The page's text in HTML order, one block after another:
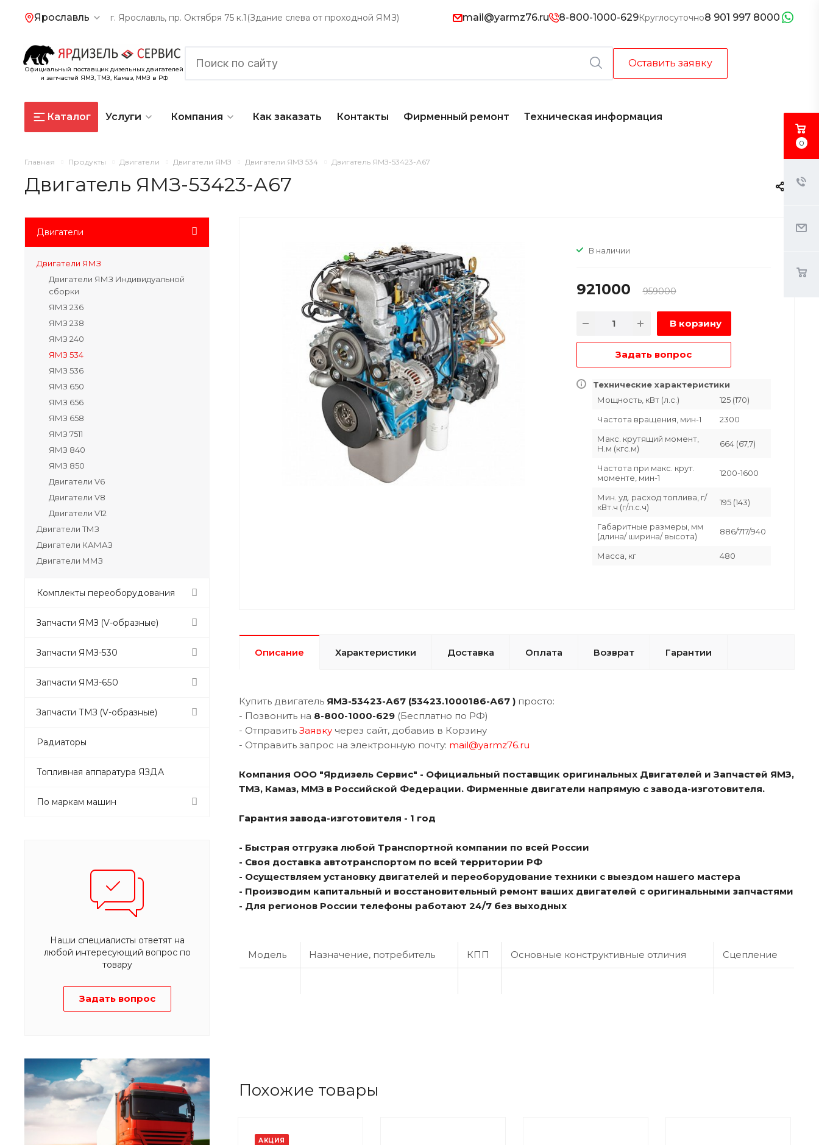
Ярославль г. Ярославль, пр. Октября 75 к.1(Здание слева от проходной ЯМЗ) mail@yarmz76.ru 8-800-1000-629Круглосуточно8 901 997 8000
Официальный поставщик дизельных двигателей
и запчастей ЯМЗ, ТМЗ, Камаз, ММЗ в РФ
Оставить заявку
Каталог Услуги Компания Как заказать Контакты Фирменный ремонт Техническая информация
Главная Продукты Двигатели Двигатели ЯМЗ Двигатели ЯМЗ 534 Двигатель ЯМЗ-53423-А67
Двигатель ЯМЗ-53423-А67
В наличии
921000 959000
В корзину
Задать вопрос
Технические характеристики
Мощность, кВт (л.с.)
125 (170)
Частота вращения, мин-1
2300
Макс. крутящий момент,
Н.м (кгс.м)
664 (67,7)
Частота при макс. крут.
моменте, мин-1
1200-1600
Мин. уд. расход топлива, г/
кВт.ч (г/л.с.ч)
195 (143)
Габаритные размеры, мм
(длина/ ширина/ высота)
886/717/940
Масса, кг 480
Описание Характеристики Доставка Оплата Возврат Гарантии
Купить двигатель ЯМЗ-53423-А67 (53423.1000186-А67 ) просто:
- Позвонить на 8-800-1000-629 (Бесплатно по РФ)
- Отправить Заявку через сайт, добавив в Корзину
- Отправить запрос на электронную почту: mail@yarmz76.ru
Компания ООО "Ярдизель Сервис" - Официальный поставщик оригинальных Двигателей и Запчастей ЯМЗ,
ТМЗ, Камаз, ММЗ в Российской Федерации. Фирменные двигатели напрямую с завода-изготовителя.
Гарантия завода-изготовителя - 1 год
- Быстрая отгрузка любой Транспортной компании по всей России
- Своя доставка автотранспортом по всей территории РФ
- Осуществляем установку двигателей и переоборудование техники с выездом нашего мастера
- Производим капитальный и восстановительный ремонт ваших двигателей с оригинальными запчастями
- Для регионов России телефоны работают 24/7 без выходных
Модель Назначение, потребитель КПП Основные конструктивные отличия Сцепление
Похожие товары
АКЦИЯ
Двигатели
Двигатели ЯМЗ
Двигатели ЯМЗ Индивидуальной
сборки
ЯМЗ 236
ЯМЗ 238
ЯМЗ 240
ЯМЗ 534
ЯМЗ 536
ЯМЗ 650
ЯМЗ 656
ЯМЗ 658
ЯМЗ 7511
ЯМЗ 840
ЯМЗ 850
Двигатели V6
Двигатели V8
Двигатели V12
Двигатели ТМЗ
Двигатели КАМАЗ
Двигатели ММЗ
Комплекты переоборудования
Запчасти ЯМЗ (V-образные)
Запчасти ЯМЗ-530
Запчасти ЯМЗ-650
Запчасти ТМЗ (V-образные)
Радиаторы
Топливная аппаратура ЯЗДА
По маркам машин
Наши специалисты ответят на
любой интересующий вопрос по
товару
Задать вопрос
0